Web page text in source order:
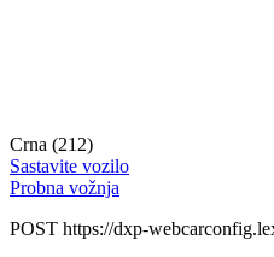
Crna (212)
Sastavite vozilo
Probna vožnja
POST https://dxp-